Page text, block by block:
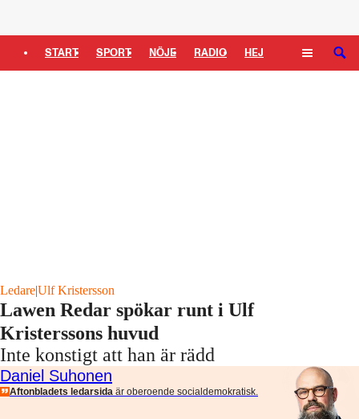
START SPORT NÖJE RADIO HEJ SÖK
Ledare|Ulf Kristersson
Lawen Redar spökar runt i Ulf
Kristerssons huvud
Inte konstigt att han är rädd
Daniel Suhonen
Aftonbladets ledarsida är oberoende socialdemokratisk.